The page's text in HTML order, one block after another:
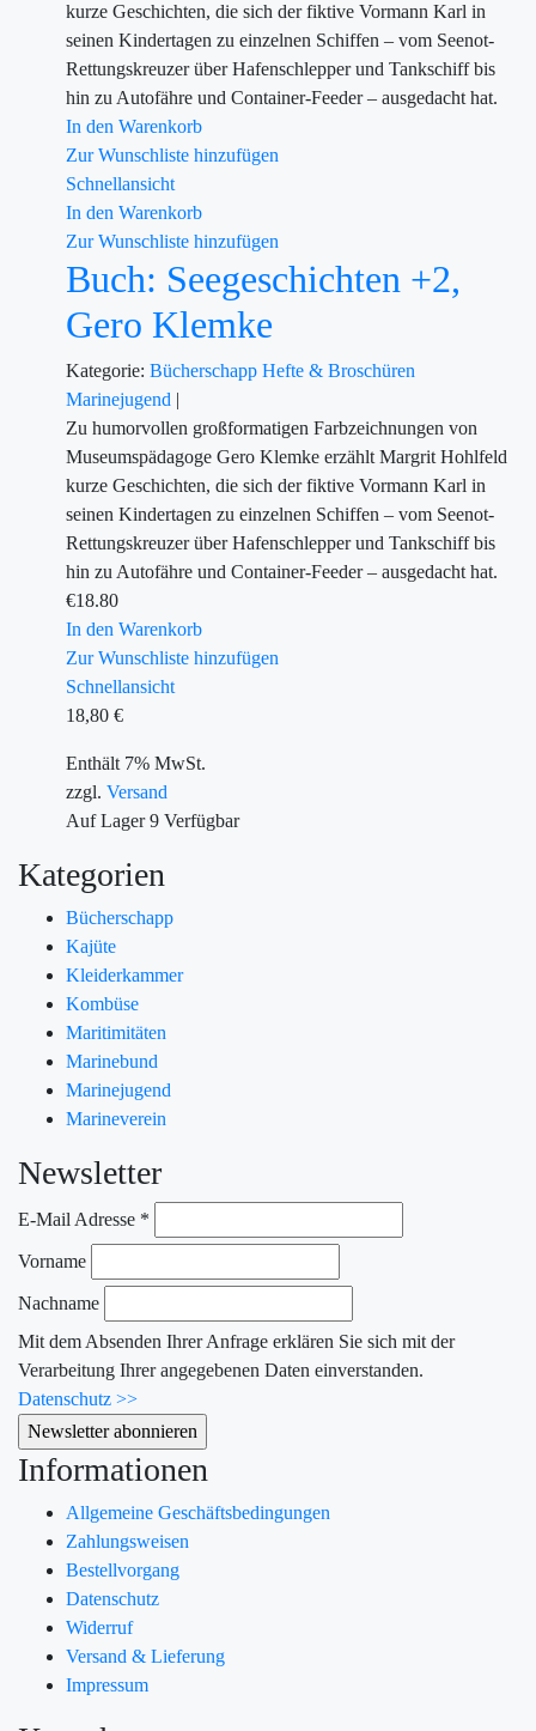
kurze Geschichten, die sich der fiktive Vormann Karl in
seinen Kindertagen zu einzelnen Schiffen – vom Seenot-
Rettungskreuzer über Hafenschlepper und Tankschiff bis
hin zu Autofähre und Container-Feeder – ausgedacht hat.
In den Warenkorb
Zur Wunschliste hinzufügen
Schnellansicht
In den Warenkorb
Zur Wunschliste hinzufügen
Buch: Seegeschichten +2,
Gero Klemke
Kategorie: Bücherschapp Hefte & Broschüren
Marinejugend |
Zu humorvollen großformatigen Farbzeichnungen von
Museumspädagoge Gero Klemke erzählt Margrit Hohlfeld
kurze Geschichten, die sich der fiktive Vormann Karl in
seinen Kindertagen zu einzelnen Schiffen – vom Seenot-
Rettungskreuzer über Hafenschlepper und Tankschiff bis
hin zu Autofähre und Container-Feeder – ausgedacht hat.
€18.80
In den Warenkorb
Zur Wunschliste hinzufügen
Schnellansicht
18,80 €
Enthält 7% MwSt.
zzgl. Versand
Auf Lager9 Verfügbar
Kategorien
Bücherschapp
Kajüte
Kleiderkammer
Kombüse
Maritimitäten
Marinebund
Marinejugend
Marineverein
Newsletter
E-Mail Adresse *
Vorname
Nachname
Mit dem Absenden Ihrer Anfrage erklären Sie sich mit der
Verarbeitung Ihrer angegebenen Daten einverstanden.
Datenschutz >>
Informationen
Allgemeine Geschäftsbedingungen
Zahlungsweisen
Bestellvorgang
Datenschutz
Widerruf
Versand & Lieferung
Impressum